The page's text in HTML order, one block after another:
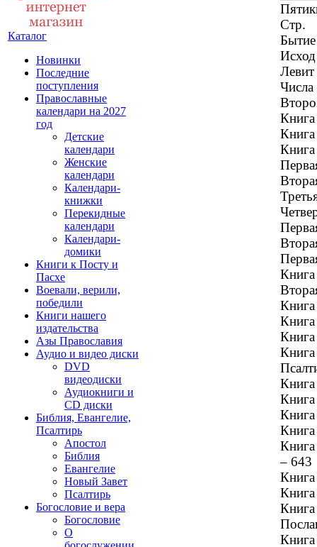
Каталог
Новинки
Последние
поступления
Православные
календари на 2027
год
Детские
календари
Женские
календари
Календари-
книжки
Перекидные
календари
Календари-
домики
Книги к Посту и
Пасхе
Воевали, верили,
победили
Книги нашего
издательства
Азы Православия
Аудио и видео диски
DVD
видеодиски
Аудиокниги и
CD диски
Библия, Евангелие,
Псалтирь
Апостол
Библия
Евангелие
Новый Завет
Псалтирь
Богословие и вера
Богословие
О
Стр.
– 643